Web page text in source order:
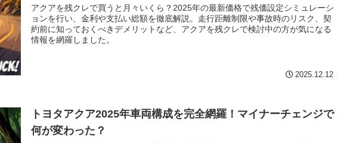
アクアを残クレで買うと月々いくら？2025年の最新価格で残価設定シミュレーシ
ョンを行い、金利や支払い総額を徹底解説。走行距離制限や事故時のリスク、契
約前に知っておくべきデメリットなど、アクアを残クレで検討中の方が気になる
情報を網羅しました。
2025.12.12
トヨタアクア2025年車両構成を完全網羅！マイナーチェンジで
何が変わった？